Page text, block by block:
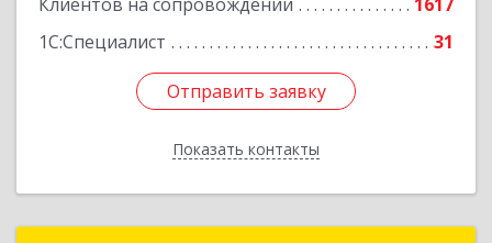
1С:Специалист
31
Отправить заявку
Показать контакты
Подробнее
Отправить заявку
Назад